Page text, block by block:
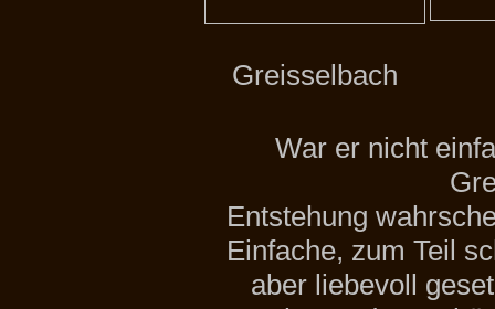
Greisselbach
War er nicht
Entstehung
Einfache, zum Teil
aber liebevoll